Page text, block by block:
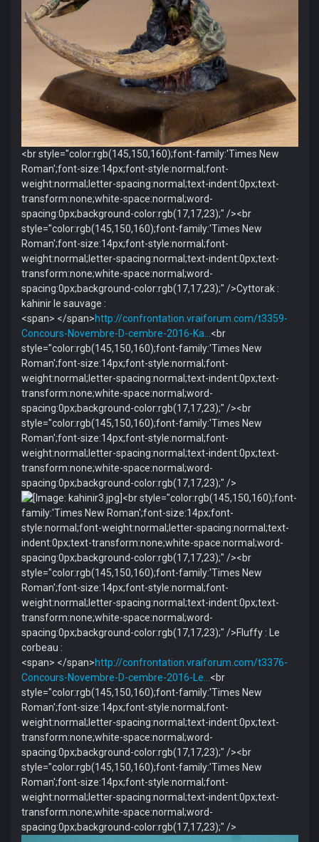
<br style="color:rgb(145,150,160);font-family:'Times New
Roman';font-size:14px;font-style:normal;font-
weight:normal;letter-spacing:normal;text-indent:0px;text-
transform:none;white-space:normal;word-
spacing:0px;background-color:rgb(17,17,23);" /><br
style="color:rgb(145,150,160);font-family:'Times New
Roman';font-size:14px;font-style:normal;font-
weight:normal;letter-spacing:normal;text-indent:0px;text-
transform:none;white-space:normal;word-
spacing:0px;background-color:rgb(17,17,23);" />Cyttorak :
kahinir le sauvage :
<span> </span>http://confrontation.vraiforum.com/t3359-
Concours-Novembre-D-cembre-2016-Ka… <br
style="color:rgb(145,150,160);font-family:'Times New
Roman';font-size:14px;font-style:normal;font-
weight:normal;letter-spacing:normal;text-indent:0px;text-
transform:none;white-space:normal;word-
spacing:0px;background-color:rgb(17,17,23);" /><br
style="color:rgb(145,150,160);font-family:'Times New
Roman';font-size:14px;font-style:normal;font-
weight:normal;letter-spacing:normal;text-indent:0px;text-
transform:none;white-space:normal;word-
spacing:0px;background-color:rgb(17,17,23);" />
<br style="color:rgb(145,150,160);font-
family:'Times New Roman';font-size:14px;font-
style:normal;font-weight:normal;letter-spacing:normal;text-
indent:0px;text-transform:none;white-space:normal;word-
spacing:0px;background-color:rgb(17,17,23);" /><br
style="color:rgb(145,150,160);font-family:'Times New
Roman';font-size:14px;font-style:normal;font-
weight:normal;letter-spacing:normal;text-indent:0px;text-
transform:none;white-space:normal;word-
spacing:0px;background-color:rgb(17,17,23);" />Fluffy : Le
corbeau :
<span> </span>http://confrontation.vraiforum.com/t3376-
Concours-Novembre-D-cembre-2016-Le… <br
style="color:rgb(145,150,160);font-family:'Times New
Roman';font-size:14px;font-style:normal;font-
weight:normal;letter-spacing:normal;text-indent:0px;text-
transform:none;white-space:normal;word-
spacing:0px;background-color:rgb(17,17,23);" /><br
style="color:rgb(145,150,160);font-family:'Times New
Roman';font-size:14px;font-style:normal;font-
weight:normal;letter-spacing:normal;text-indent:0px;text-
transform:none;white-space:normal;word-
spacing:0px;background-color:rgb(17,17,23);" />